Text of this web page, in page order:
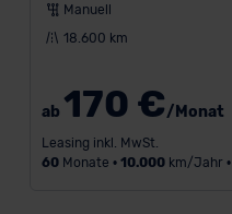
Manuell
18.600 km
ab 170 €/Monat
Leasing inkl. MwSt.
60Monate • 10.000km/Jahr •